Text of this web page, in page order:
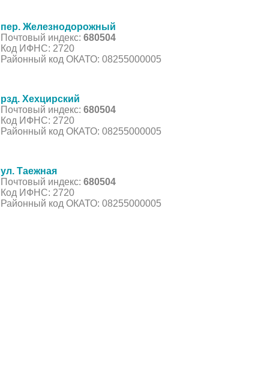
пер. Железнодорожный
Почтовый индекс: 680504
Код ИФНС: 2720
Районный код ОКАТО: 08255000005
рзд. Хехцирский
Почтовый индекс: 680504
Код ИФНС: 2720
Районный код ОКАТО: 08255000005
ул. Таежная
Почтовый индекс: 680504
Код ИФНС: 2720
Районный код ОКАТО: 08255000005